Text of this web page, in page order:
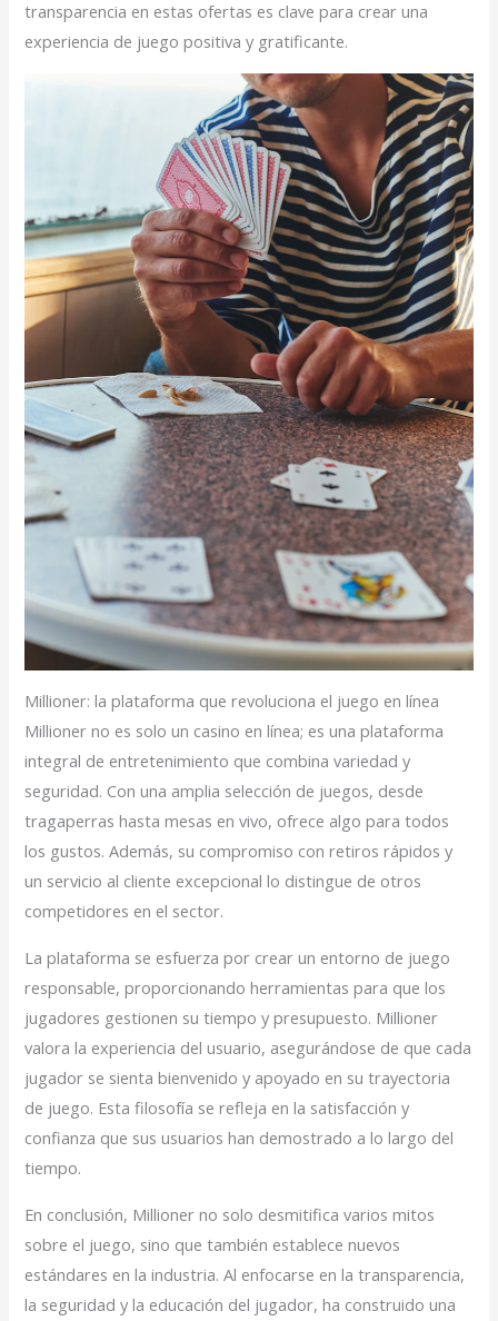
transparencia en estas ofertas es clave para crear una
experiencia de juego positiva y gratificante.
Millioner: la plataforma que revoluciona el juego en línea
Millioner no es solo un casino en línea; es una plataforma
integral de entretenimiento que combina variedad y
seguridad. Con una amplia selección de juegos, desde
tragaperras hasta mesas en vivo, ofrece algo para todos
los gustos. Además, su compromiso con retiros rápidos y
un servicio al cliente excepcional lo distingue de otros
competidores en el sector.
La plataforma se esfuerza por crear un entorno de juego
responsable, proporcionando herramientas para que los
jugadores gestionen su tiempo y presupuesto. Millioner
valora la experiencia del usuario, asegurándose de que cada
jugador se sienta bienvenido y apoyado en su trayectoria
de juego. Esta filosofía se refleja en la satisfacción y
confianza que sus usuarios han demostrado a lo largo del
tiempo.
En conclusión, Millioner no solo desmitifica varios mitos
sobre el juego, sino que también establece nuevos
estándares en la industria. Al enfocarse en la transparencia,
la seguridad y la educación del jugador, ha construido una